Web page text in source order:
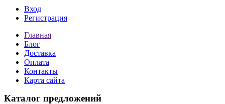
Вход
Регистрация
Главная
Блог
Доставка
Оплата
Контакты
Карта сайта
Каталог предложений